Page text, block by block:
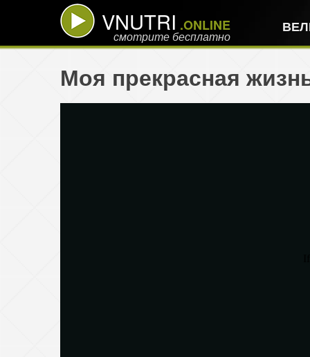
VNUTRI .ONLINE
смотрите бесплатно
Моя прекрасная